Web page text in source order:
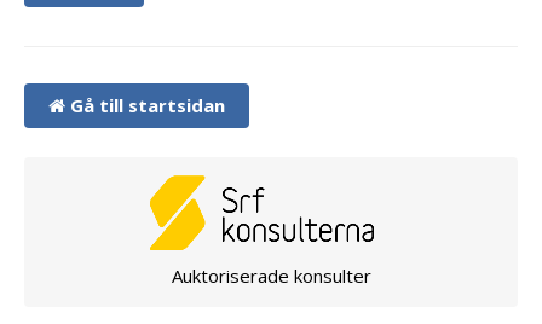
Gå till startsidan
Auktoriserade konsulter